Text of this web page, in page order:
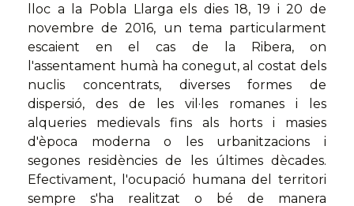
lloc a la Pobla Llarga els dies 18, 19 i 20 de
novembre de 2016, un tema particularment
escaient en el cas de la Ribera, on
l'assentament humà ha conegut, al costat dels
nuclis concentrats, diverses formes de
dispersió, des de les vil·les romanes i les
alqueries medievals fins als horts i masies
d'època moderna o les urbanitzacions i
segones residències de les últimes dècades.
Efectivament, l'ocupació humana del territori
sempre s'ha realitzat o bé de manera